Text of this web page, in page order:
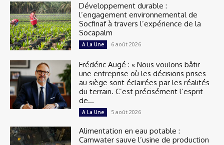
Développement durable :
l’engagement environnemental de
Socfinaf à travers l’expérience de la
Socapalm
A La Une 6 août 2026
Frédéric Augé : « Nous voulons bâtir
une entreprise où les décisions prises
au siège sont éclairées par les réalités
du terrain. C’est précisément l’esprit
de...
A La Une 5 août 2026
Alimentation en eau potable :
Camwater sauve l’usine de production